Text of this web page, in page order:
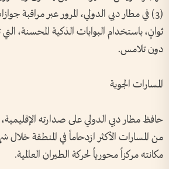
(3) في مطار دبي الدولي، المرور عبر مراقبة
ثوانٍ، باستخدام البوابات الذكية المحسنة،
دون تلامس.
المسارات الجوية
من المسارات الأكثر ازدحاماً في المنطقة خلال
مكانته مركزاً محورياً لحركة الطيران العالمية.